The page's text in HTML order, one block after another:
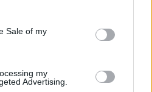
purposes in below Google
Sale of my
my
Advertising.